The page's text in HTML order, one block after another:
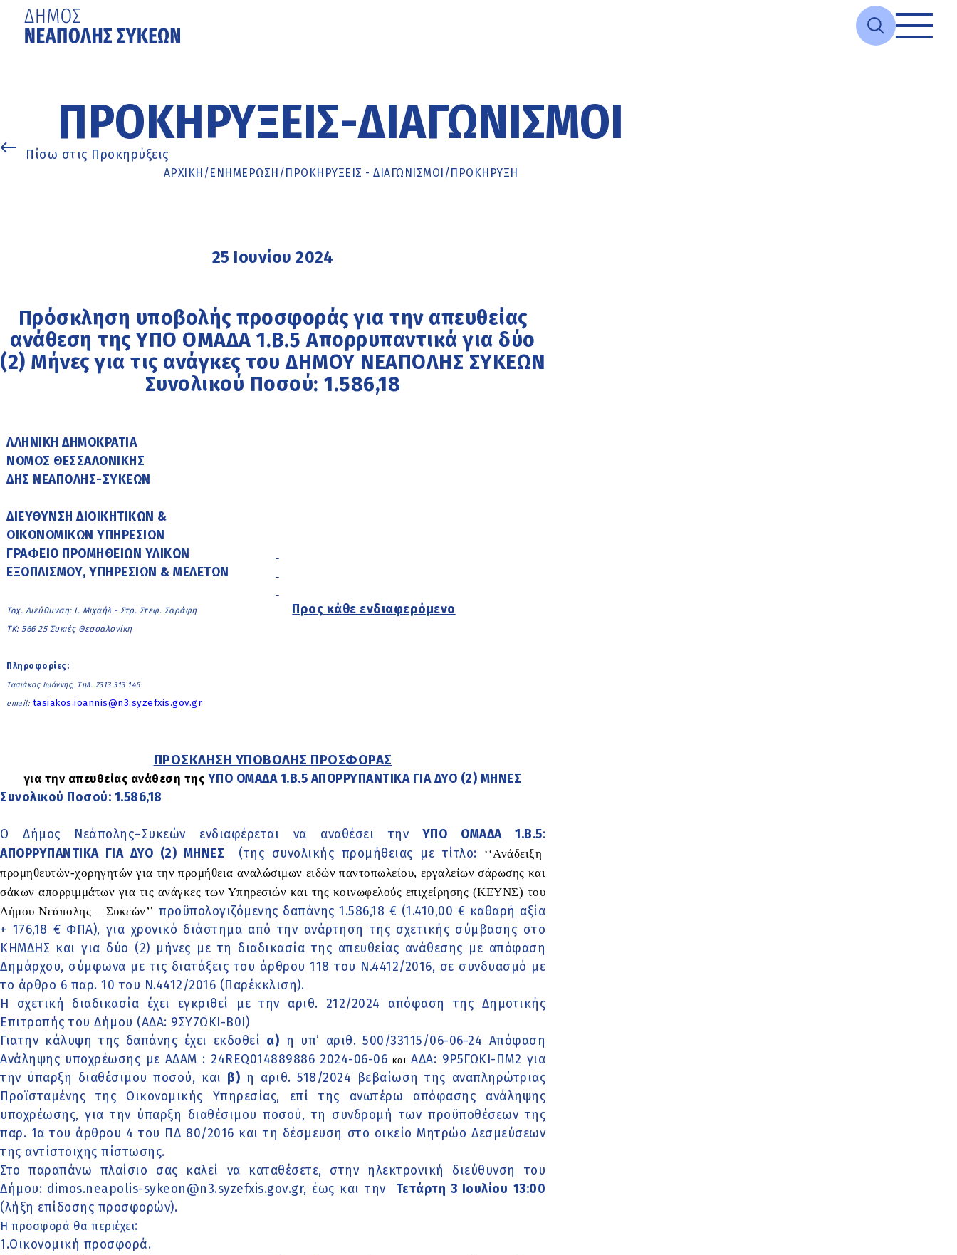
περιεχόμενοΠΡΟΚΗΡΎΞΕΙΣ-ΔΙΑΓΩΝΙΣΜΟΊ
Πίσω στις Προκηρύξεις
ΑΡΧΙΚΉ /ΕΝΗΜΈΡΩΣΗ /ΠΡΟΚΗΡΥΞΕΙΣ - ΔΙΑΓΩΝΙΣΜΟΙ /ΠΡΟΚΉΡΥΞΗ
25 Ιουνίου 2024
Πρόσκληση υποβολής προσφοράς για την απευθείας
ανάθεση της ΥΠΟ ΟΜΑΔΑ 1.Β.5 Απορρυπαντικά για δύο
(2) Μήνες για τις ανάγκες του ΔΗΜΟΥ ΝΕΑΠΟΛΗΣ ΣΥΚΕΩΝ
Συνολικού Ποσού: 1.586,18
ΛΛΗΝΙΚΗ ΔΗΜΟΚΡΑΤΙΑ
ΝΟΜΟΣ ΘΕΣΣΑΛΟΝΙΚΗΣ
ΔΗΣ ΝΕΑΠΟΛΗΣ-ΣΥΚΕΩΝ
ΔΙΕΥΘΥΝΣΗ ΔΙΟΙΚΗΤΙΚΩΝ &
ΟΙΚΟΝΟΜΙΚΩΝ ΥΠΗΡΕΣΙΩΝ
ΓΡΑΦΕΙΟ ΠΡΟΜΗΘΕΙΩΝ ΥΛΙΚΩΝ
ΕΞΟΠΛΙΣΜΟΥ, ΥΠΗΡΕΣΙΩΝ & ΜΕΛΕΤΩΝ
Ταχ. Διεύθυνση: Ι. Μιχαήλ - Στρ. Στεφ. Σαράφη
ΤΚ: 566 25 Συκιές Θεσσαλονίκη
Πληροφορίες:
Τασιάκος Ιωάννης, Τηλ. 2313 313 145
email: tasiakos.ioannis@n3.syzefxis.gov.gr
Προς κάθε ενδιαφερόμενο
ΠΡΟΣΚΛΗΣΗ ΥΠΟΒΟΛΗΣ ΠΡΟΣΦΟΡΑΣ
για την απευθείας ανάθεση της ΥΠΟ ΟΜΑΔΑ 1.Β.5 ΑΠΟΡΡΥΠΑΝΤΙΚΑ ΓΙΑ ΔΥΟ (2) ΜΗΝΕΣ
Συνολικού Ποσού: 1.586,18
Ο Δήμος Νεάπολης–Συκεών ενδιαφέρεται να αναθέσει την ΥΠΟ ΟΜΑΔΑ 1.Β.5:
ΑΠΟΡΡΥΠΑΝΤΙΚΑ ΓΙΑ ΔΥΟ (2) ΜΗΝΕΣ
(της συνολικής προμήθειας με τίτλο: ‘‘Ανάδειξη
προμηθευτών-χορηγητών για την προμήθεια αναλώσιμων ειδών παντοπωλείου, εργαλείων σάρωσης και
σάκων απορριμμάτων για τις ανάγκες των Υπηρεσιών και της κοινωφελούς επιχείρησης (ΚΕΥΝΣ) του
Δήμου Νεάπολης – Συκεών’’ προϋπολογιζόμενης δαπάνης 1.586,18 € (1.410,00 € καθαρή αξία
+ 176,18 € ΦΠΑ), για χρονικό διάστημα από την ανάρτηση της σχετικής σύμβασης στο
ΚΗΜΔΗΣ και για δύο (2) μήνες με τη διαδικασία της απευθείας ανάθεσης με απόφαση
Δημάρχου, σύμφωνα με τις διατάξεις του άρθρου 118 του Ν.4412/2016, σε συνδυασμό με
το άρθρο 6 παρ. 10 του Ν.4412/2016 (Παρέκκλιση).
Η σχετική διαδικασία έχει εγκριθεί με την αριθ. 212/2024 απόφαση της Δημοτικής
Επιτροπής του Δήμου (ΑΔΑ: 9ΣΥ7ΩΚΙ-Β0Ι)
Γιατην κάλυψη της δαπάνης έχει εκδοθεί α) η υπ’ αριθ. 500/33115/06-06-24 Απόφαση
Ανάληψης υποχρέωσης με ΑΔΑΜ : 24REQ014889886 2024-06-06 και ΑΔΑ: 9Ρ5ΓΩΚΙ-ΠΜ2 για
την ύπαρξη διαθέσιμου ποσού, και β) η αριθ. 518/2024 βεβαίωση της αναπληρώτριας
Προϊσταμένης της Οικονομικής Υπηρεσίας, επί της ανωτέρω απόφασης ανάληψης
υποχρέωσης, για την ύπαρξη διαθέσιμου ποσού, τη συνδρομή των προϋποθέσεων της
παρ. 1α του άρθρου 4 του ΠΔ 80/2016 και τη δέσμευση στο οικείο Μητρώο Δεσμεύσεων
της αντίστοιχης πίστωσης.
Στο παραπάνω πλαίσιο σας καλεί να καταθέσετε, στην ηλεκτρονική διεύθυνση του
Δήμου: dimos.neapolis-sykeon@n3.syzefxis.gov.gr, έως και την Τετάρτη 3 Ιουλίου 13:00
(λήξη επίδοσης προσφορών).
Η προσφορά θα περιέχει:
1.Οικονομική προσφορά.